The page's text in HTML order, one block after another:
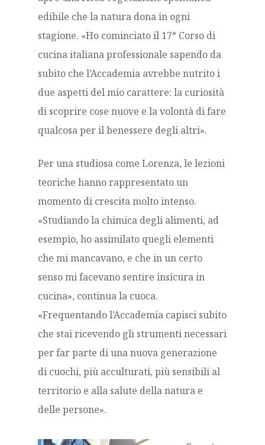
edibile che la natura dona in ogni
stagione. «Ho cominciato il 17° Corso di
cucina italiana professionale sapendo da
subito che l’Accademia avrebbe nutrito i
due aspetti del mio carattere: la curiosità
di scoprire cose nuove e la volontà di fare
qualcosa per il benessere degli altri».
Per una studiosa come Lorenza, le lezioni
teoriche hanno rappresentato un
momento di crescita molto intenso.
«Studiando la chimica degli alimenti, ad
esempio, ho assimilato quegli elementi
che mi mancavano, e che in un certo
senso mi facevano sentire insicura in
cucina», continua la cuoca.
«Frequentando l’Accademia capisci subito
che stai ricevendo gli strumenti necessari
per far parte di una nuova generazione
di cuochi, più acculturati, più sensibili al
territorio e alla salute della natura e
delle persone».